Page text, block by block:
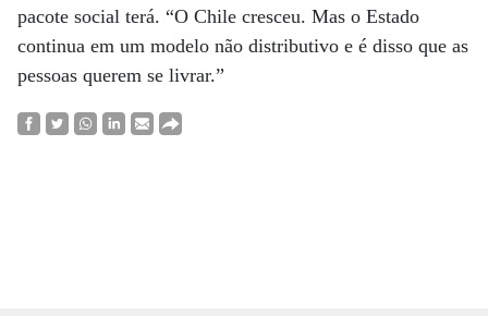
pacote social terá. “O Chile cresceu. Mas o Estado
continua em um modelo não distributivo e é disso que as
pessoas querem se livrar.”